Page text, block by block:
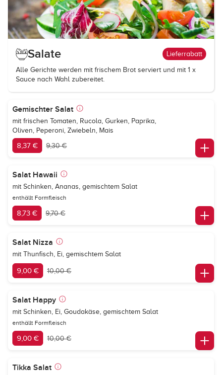
Salate Lieferrabatt
Alle Gerichte werden mit frischem Brot serviert und mit 1 x
Sauce nach Wahl zubereitet.
Gemischter Salat
mit frischen Tomaten, Rucola, Gurken, Paprika,
Oliven, Peperoni, Zwiebeln, Mais
8,37 € 9,30 €
Salat Hawaii
mit Schinken, Ananas, gemischtem Salat
enthällt Formfleisch
8,73 € 9,70 €
Salat Nizza
mit Thunfisch, Ei, gemischtem Salat
9,00 € 10,00 €
Salat Happy
mit Schinken, Ei, Goudakäse, gemischtem Salat
enthällt Formfleisch
9,00 € 10,00 €
Tikka Salat